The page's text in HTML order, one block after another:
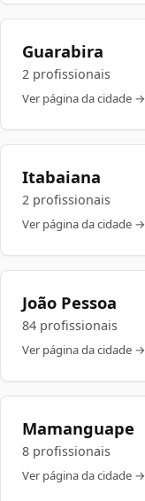
Guarabira
2 profissionais
Ver página da cidade →
Itabaiana
2 profissionais
Ver página da cidade →
João Pessoa
84 profissionais
Ver página da cidade →
Mamanguape
8 profissionais
Ver página da cidade →